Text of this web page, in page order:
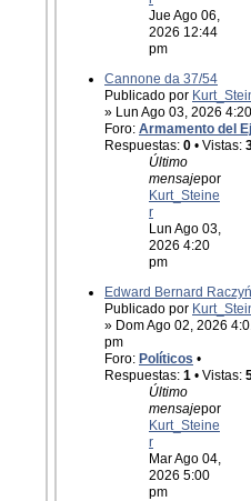
Jue Ago 06,
2026 12:44
pm
Cannone da 37/54
Publicado por
» Lun Ago 03, 2026
Foro: Armamento del
Respuestas: 0 • Vistas:
Último
mensajepor
Kurt_Steine
r
Lun Ago 03,
2026 4:20
pm
Edward Bernard
Publicado por
» Dom Ago 02, 2026
pm
Foro: Políticos •
Respuestas: 1 • Vistas:
Último
mensajepor
Kurt_Steine
r
Mar Ago 04,
2026 5:00
pm